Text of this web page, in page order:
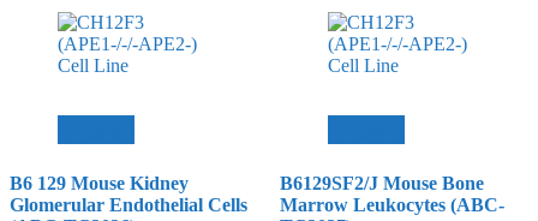
B6 129 Mouse Kidney
Glomerular Endothelial Cells
B6129SF2/J Mouse Bone
Marrow Leukocytes (ABC-